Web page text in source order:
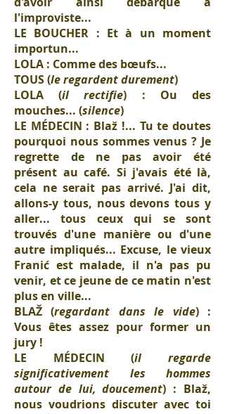
l'improviste...
LE BOUCHER : Et à un moment
importun...
LOLA : Comme des bœufs...
TOUS (le regardent durement)
LOLA (il rectifie) : Ou des
mouches... (silence)
LE MÉDECIN : Blaž !... Tu te doutes
pourquoi nous sommes venus ? Je
regrette de ne pas avoir été
présent au café. Si j'avais été là,
cela ne serait pas arrivé. J'ai dit,
allons-y tous, nous devons tous y
aller... tous ceux qui se sont
trouvés d'une manière ou d'une
autre impliqués... Excuse, le vieux
Franić est malade, il n'a pas pu
venir, et ce jeune de ce matin n'est
plus en ville...
BLAŽ (regardant dans le vide) :
Vous êtes assez pour former un
jury !
LE MÉDECIN (il regarde
significativement les hommes
autour de lui, doucement) : Blaž,
nous voudrions discuter avec toi